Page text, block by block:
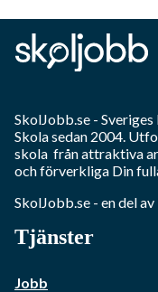
SkolJobb.se -
Skolasedan 2004.
skola från attraktiva
och förverkliga Din
SkolJobb.se - en del
Tjänster
Jobb